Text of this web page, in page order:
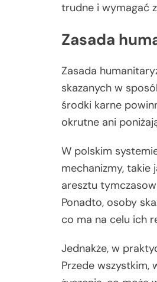
trudne i wymagać
Zasada
Zasada
skazanych w
środki karne
okrutne ani
W polskim
mechanizmy, takie
aresztu
Ponadto, osoby
co ma na celu ich
Jednakże, w
Przede wszystkim,